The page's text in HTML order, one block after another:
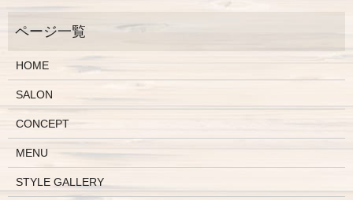
HOME
SALON
CONCEPT
MENU
STYLE GALLERY